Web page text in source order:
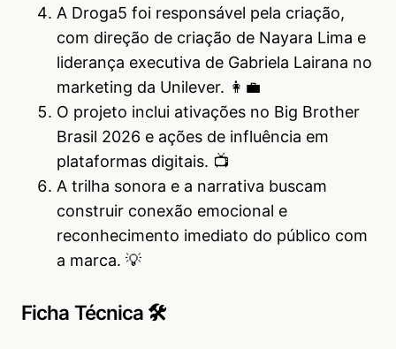
A Droga5 foi responsável pela criação,
com direção de criação de Nayara Lima e
liderança executiva de Gabriela Lairana no
marketing da Unilever. 👩‍💼
O projeto inclui ativações no Big Brother
Brasil 2026 e ações de influência em
plataformas digitais. 📺
A trilha sonora e a narrativa buscam
construir conexão emocional e
reconhecimento imediato do público com
a marca. 💡
Ficha Técnica 🛠